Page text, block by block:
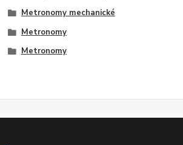
Metronomy mechanické
Metronomy
Metronomy